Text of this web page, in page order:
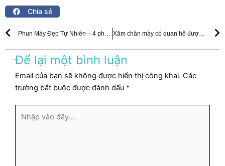
Chia sẻ
Phun Mày Đẹp Tự Nhiên – 4 phương pháp được ưa chuộng Xăm chân mày có quan hệ được không? Cần lưu ý điều gì?
Để lại một bình luận
Email của bạn sẽ không được hiển thị công khai. Các
trường bắt buộc được đánh dấu *
vào